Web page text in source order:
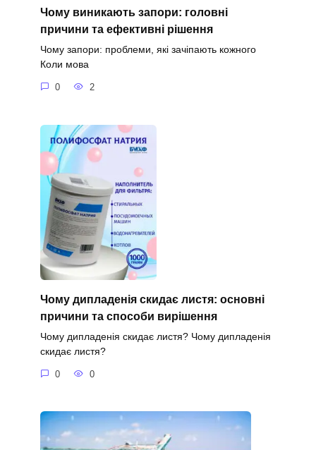
Чому виникають запори: головні
причини та ефективні рішення
Чому запори: проблеми, які зачіпають кожного
Коли мова
0 2
Чому дипладенія скидає листя: основні
причини та способи вирішення
Чому дипладенія скидає листя? Чому дипладенія
скидає листя?
0 0